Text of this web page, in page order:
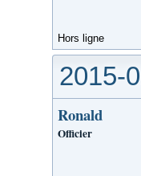
Hors ligne
2015-
Ronald
Officier